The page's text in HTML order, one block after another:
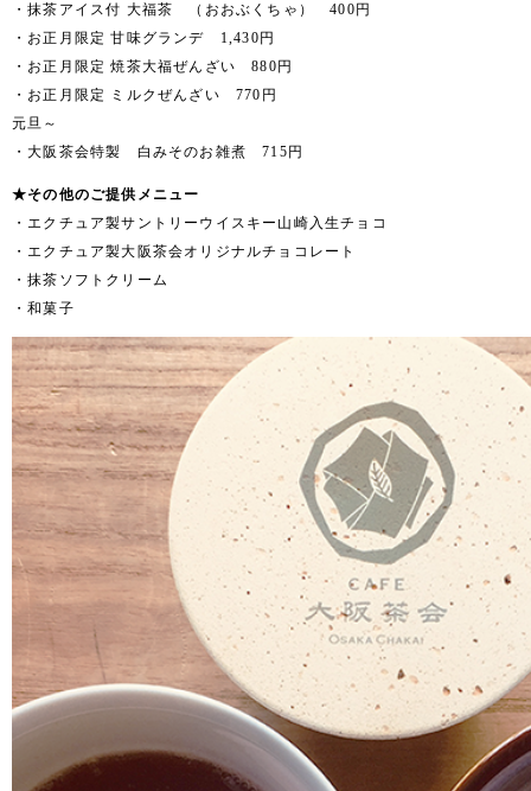
・抹茶アイス付 大福茶 （おおぶくちゃ） 400円
・お正月限定 甘味グランデ 1,430円
・お正月限定 焼茶大福ぜんざい 880円
・お正月限定 ミルクぜんざい 770円
元旦～
・大阪茶会特製 白みそのお雑煮 715円
★その他のご提供メニュー
・エクチュア製サントリーウイスキー山崎入生チョコ
・エクチュア製大阪茶会オリジナルチョコレート
・抹茶ソフトクリーム
・和菓子